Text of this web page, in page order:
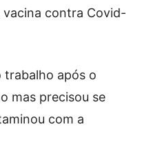
vacina contra Covid-
trabalho após o
mas precisou se
com a